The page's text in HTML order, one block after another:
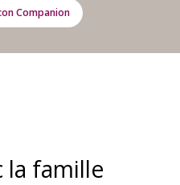
Companion
la famille